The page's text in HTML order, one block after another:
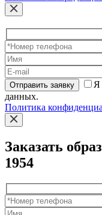
Отправить заявку
Я
данных.
Политика
Заказать
1954